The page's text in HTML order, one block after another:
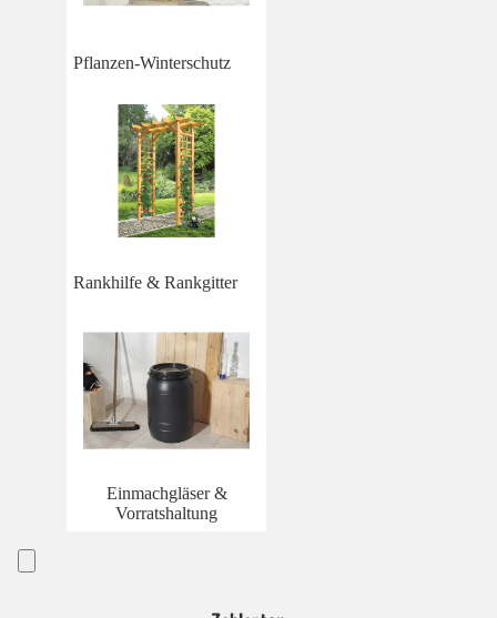
Pflanzen-Winterschutz
Rankhilfe & Rankgitter
Einmachgläser &
Vorratshaltung